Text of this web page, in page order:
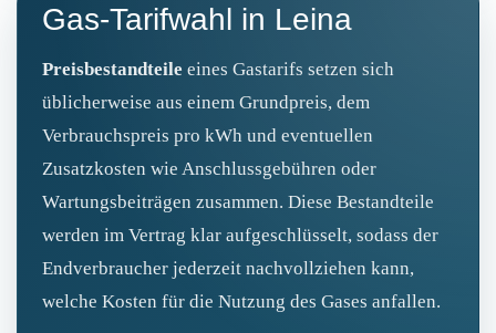
Gas‑Tarifwahl in Leina
Preisbestandteile eines Gastarifs setzen sich
üblicherweise aus einem Grundpreis, dem
Verbrauchspreis pro kWh und eventuellen
Zusatzkosten wie Anschlussgebühren oder
Wartungsbeiträgen zusammen. Diese Bestandteile
werden im Vertrag klar aufgeschlüsselt, sodass der
Endverbraucher jederzeit nachvollziehen kann,
welche Kosten für die Nutzung des Gases anfallen.